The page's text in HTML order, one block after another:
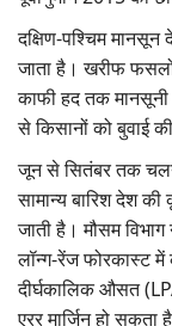
दक्षिण-पश्चिम मानसून
जाता है। खरीफ
काफी हद तक
से किसानों को बुवाई
जून से सितंबर तक
सामान्य बारिश देश
जाती है। मौसम
लॉन्ग-रेंज फोरकास्ट में
दीर्घकालिक औसत
एरर मार्जिन हो सकता